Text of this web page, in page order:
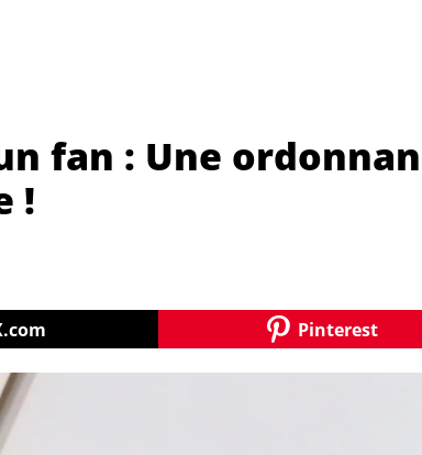
fan : Une
!
Pinterest